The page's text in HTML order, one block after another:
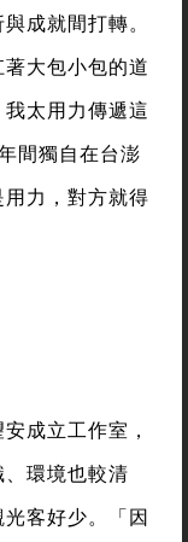
成就間打轉。
大包小包的道
太用力傳遞這
間獨自在台澎
力，對方就得
成立工作室，
環境也較清
客好少。「因